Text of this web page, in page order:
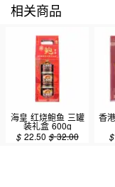
相关商品
海皇 红烧鲍鱼 三罐
装礼盒 600g
$ 22.50 $32.00
香